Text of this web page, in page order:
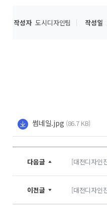
작성자 도시디자인팀 작성일
썸네일.jpg (86.7 KB)
다음글
이전글